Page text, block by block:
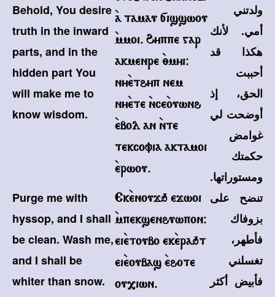
Behold, You desire
truth in the inward
parts, and in the
hidden part You
will make me to
know wisdom.
`a tamau [isswou
`mmoi. Hyppe gar
akmenre `;myi@
ny`ethyp nem
ny`ete `nce`ouwnh
`ebol an `nte
tekcovia aktamoi
`erwou.
ولدتني
أمي. لأنك
هكذا قد
أحببت
الحق، إذ
أوضحت لي
غوامض
حكمتك
ومستوراتها.
Purge me with
hyssop, and I shall
be clean. Wash me,
and I shall be
whiter than snow.
Ek`enoujq ejwoi
`mpeksenhuwpon@
ei`etoubo ek`eraqt
ei`eoubas `ehote
ou,iwn.
تنضح على
بزوفاك
فأطهر،
تغسلني
فأبيض أكثر